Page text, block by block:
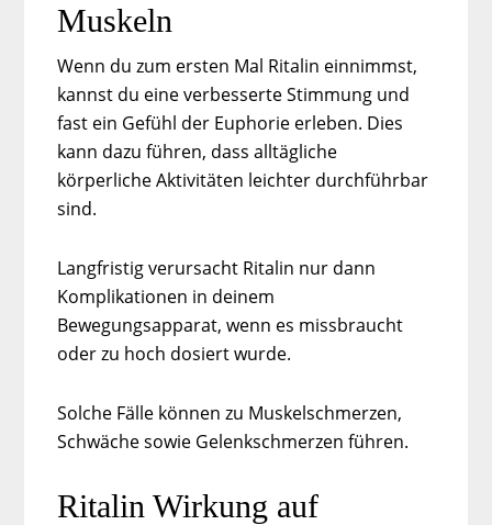
Muskeln
Wenn du zum ersten Mal Ritalin einnimmst,
kannst du eine verbesserte Stimmung und
fast ein Gefühl der Euphorie erleben. Dies
kann dazu führen, dass alltägliche
körperliche Aktivitäten leichter durchführbar
sind.
Langfristig verursacht Ritalin nur dann
Komplikationen in deinem
Bewegungsapparat, wenn es missbraucht
oder zu hoch dosiert wurde.
Solche Fälle können zu Muskelschmerzen,
Schwäche sowie Gelenkschmerzen führen.
Ritalin Wirkung auf